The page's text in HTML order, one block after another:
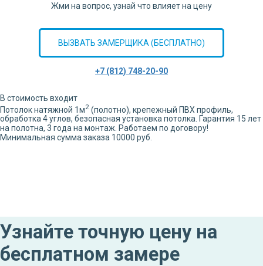
Жми на вопрос, узнай что влияет на цену
ВЫЗВАТЬ ЗАМЕРЩИКА (БЕСПЛАТНО)
+7 (812) 748-20-90
В стоимость входит
Потолок натяжной 1м2 (полотно), крепежный ПВХ профиль,
обработка4углов, безопасная установка потолка. Гарантия 15 лет
на полотна, 3 года на монтаж. Работаем по договору!
Минимальная сумма заказа 10000 руб.
Узнайте точную цену на
бесплатном замере